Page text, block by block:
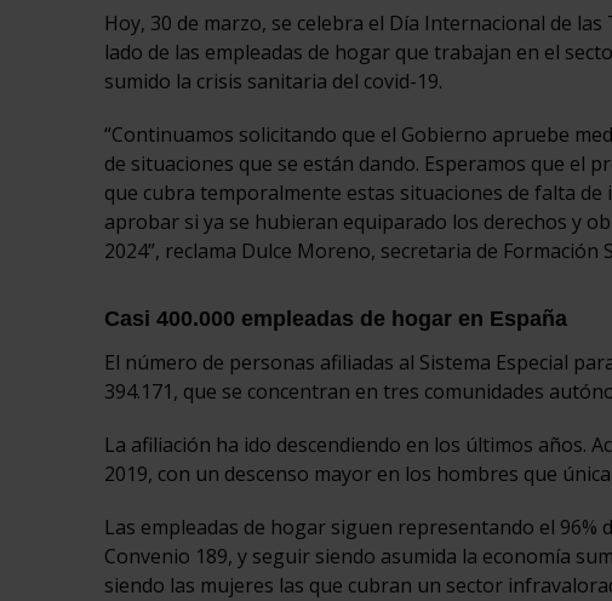
Hoy, 30 de marzo, se celebra el Día Internacional de
lado de las empleadas de hogar que trabajan en el
sumido la crisis sanitaria del covid-19.
“Continuamos solicitando que el Gobierno apruebe
de situaciones que se están dando. Esperamos que el
que cubra temporalmente estas situaciones de falta
aprobar si ya se hubieran equiparado los derechos y
2024”, reclama Dulce Moreno, secretaria de Formación
Casi 400.000 empleadas de hogar en España
El número de personas afiliadas al Sistema Especial
394.171, que se concentran en tres comunidades
La afiliación ha ido descendiendo en los últimos años.
2019, con un descenso mayor en los hombres que
Las empleadas de hogar siguen representando el
Convenio 189, y seguir siendo asumida la economía
siendo las mujeres las que cubran un sector